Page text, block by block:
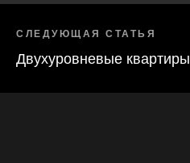
СЛЕДУЮЩАЯ СТАТЬЯ
Двухуровневые квартиры